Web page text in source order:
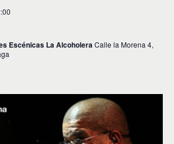
Escénicas La AlcoholeraCalle la Morena 4,